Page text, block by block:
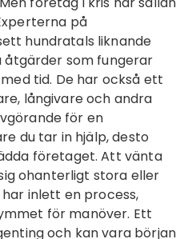
på
hundratals liknande
åtgärder som fungerar
tid. De har också ett
långivare och andra
för en
du tar in hjälp, desto
företaget. Att vänta
ohanterligt stora eller
inlett en process,
för manöver. Ett
och kan vara början